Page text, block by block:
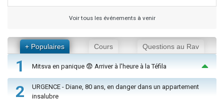
Voir tous les événements à venir
+ Populaires Cours Questions au Rav
1 Mitsva en panique 😨 Arriver à l'heure à la Téfila
2
URGENCE - Diane, 80 ans, en danger dans un appartement
insalubre